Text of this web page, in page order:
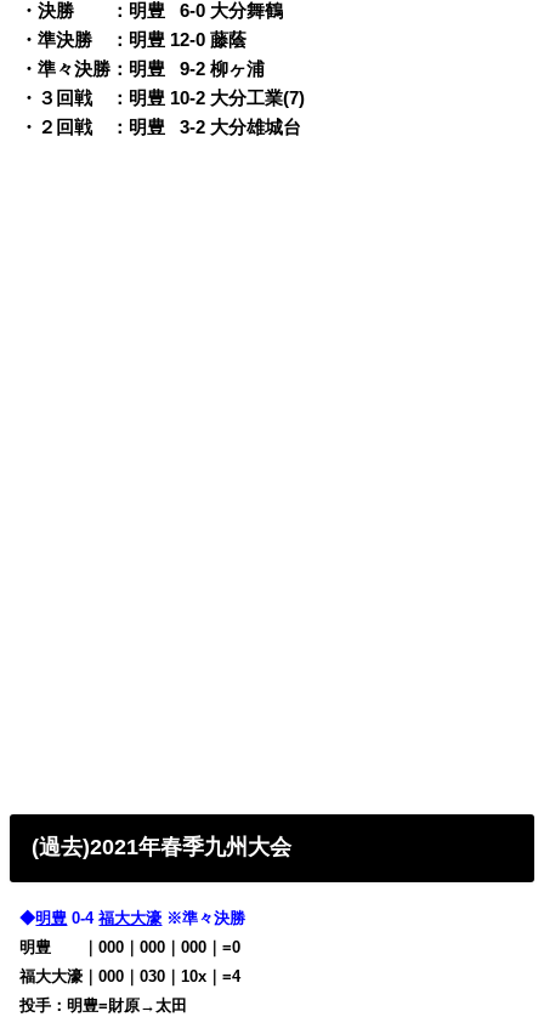
・決勝 ：明豊 06-0 大分舞鶴
・準決勝 ：明豊 12-0 藤蔭
・準々決勝：明豊
09-2 柳ヶ浦
・３回戦 ：明豊 10-2 大分工業(7)
・２回戦 ：明豊
03-2 大分雄城台
(過去)2021年春季九州大会
◆明豊 0-4福大大濠 ※準々決勝
明豊
｜000｜000｜000｜=0
福大大濠｜000｜030｜10x｜=4
投手：明豊=財原→太田